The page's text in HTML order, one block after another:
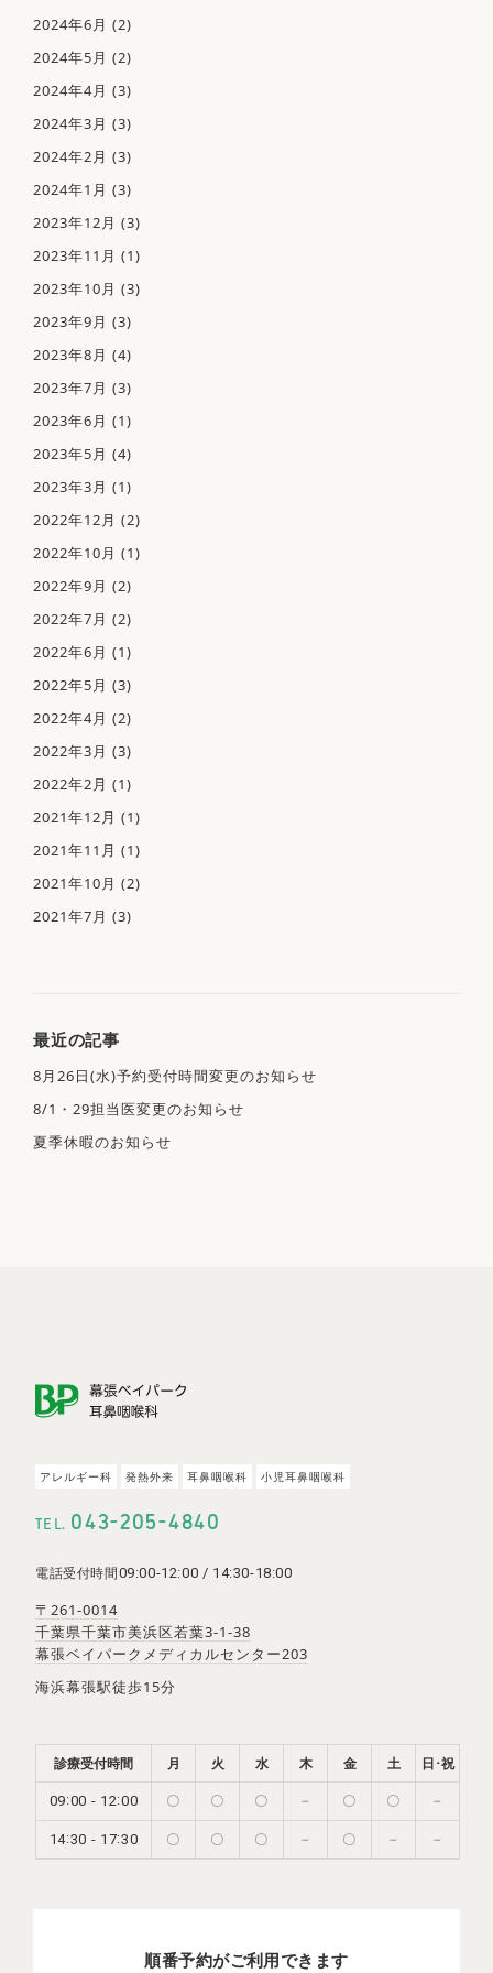
千葉県千葉市美浜区若葉3-1-38
幕張ベイパークメディカルセンター203
アクセス
2024年6月 (2)
2024年5月 (2)
2024年4月 (3)
2024年3月 (3)
2024年2月 (3)
2024年1月 (3)
2023年12月 (3)
2023年11月 (1)
2023年10月 (3)
2023年9月 (3)
2023年8月 (4)
2023年7月 (3)
2023年6月 (1)
2023年5月 (4)
2023年3月 (1)
2022年12月 (2)
2022年10月 (1)
2022年9月 (2)
2022年7月 (2)
2022年6月 (1)
2022年5月 (3)
2022年4月 (2)
2022年3月 (3)
2022年2月 (1)
2021年12月 (1)
2021年11月 (1)
2021年10月 (2)
2021年7月 (3)
最近の記事
8月26日(水)予約受付時間変更のお知らせ
8/1・29担当医変更のお知らせ
夏季休暇のお知らせ
ア レ ルギー科 発熱外来 耳鼻咽喉科 小 児耳鼻咽喉科
TEL. 043-205-4840
電話受付時間09:00-12:00 / 14:30-18:00
〒261-0014
千葉県千葉市美浜区若葉3-1-38
幕張ベイパークメディカルセンター203
海浜幕張駅徒歩15分
診療受付時間 月 火 水 木 金 土 日･祝
09:00 - 12:00 〇 〇 〇 － 〇 〇 －
14:30 - 17:30 〇 〇 〇 － 〇 － －
順番予約がご利用できます